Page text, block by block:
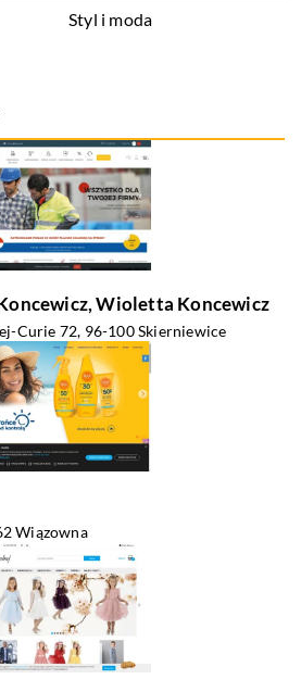
Styl i moda
Wioletta Koncewicz
Curie 72, 96-100 Skierniewice
Wiązowna